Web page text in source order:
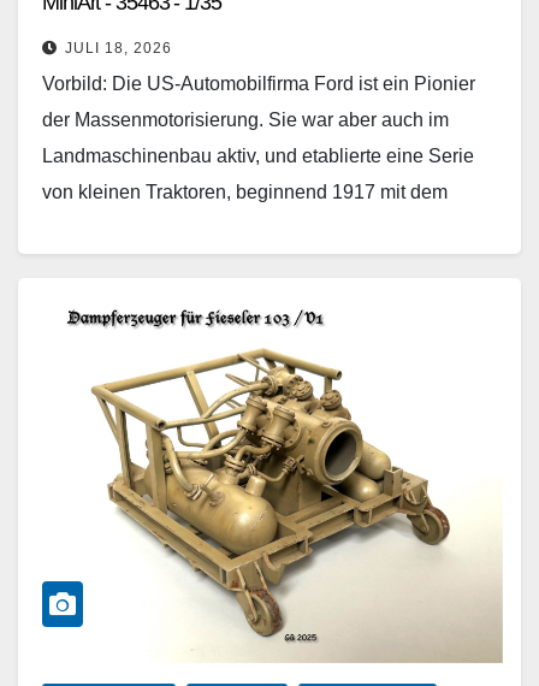
JULI 18, 2026
Vorbild: Die US-Automobilfirma Ford ist ein Pionier
der Massenmotorisierung. Sie war aber auch im
Landmaschinenbau aktiv, und etablierte eine Serie
von kleinen Traktoren, beginnend 1917 mit dem